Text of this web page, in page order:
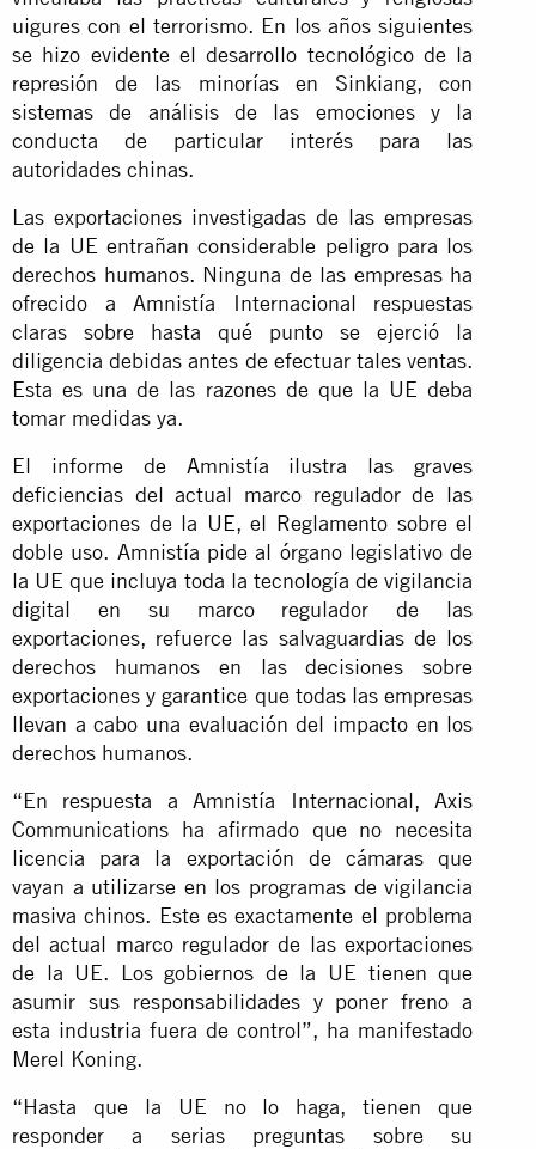
uigures con el terrorismo. En los años siguientes
se hizo evidente el desarrollo tecnológico de la
represión de las minorías en Sinkiang, con
sistemas de análisis de las emociones y la
conducta de particular interés para las
autoridades chinas.
Las exportaciones investigadas de las empresas
de la UE entrañan considerable peligro para los
derechos humanos. Ninguna de las empresas ha
ofrecido a Amnistía Internacional respuestas
claras sobre hasta qué punto se ejerció la
diligencia debidas antes de efectuar tales ventas.
Esta es una de las razones de que la UE deba
tomar medidas ya.
El informe de Amnistía ilustra las graves
deficiencias del actual marco regulador de las
exportaciones de la UE, el Reglamento sobre el
doble uso. Amnistía pide al órgano legislativo de
la UE que incluya toda la tecnología de vigilancia
digital en su marco regulador de las
exportaciones, refuerce las salvaguardias de los
derechos humanos en las decisiones sobre
exportaciones y garantice que todas las empresas
llevan a cabo una evaluación del impacto en los
derechos humanos.
“En respuesta a Amnistía Internacional, Axis
Communications ha afirmado que no necesita
licencia para la exportación de cámaras que
vayan a utilizarse en los programas de vigilancia
masiva chinos. Este es exactamente el problema
del actual marco regulador de las exportaciones
de la UE. Los gobiernos de la UE tienen que
asumir sus responsabilidades y poner freno a
esta industria fuera de control”, ha manifestado
Merel Koning.
“Hasta que la UE no lo haga, tienen que
responder a serias preguntas sobre su